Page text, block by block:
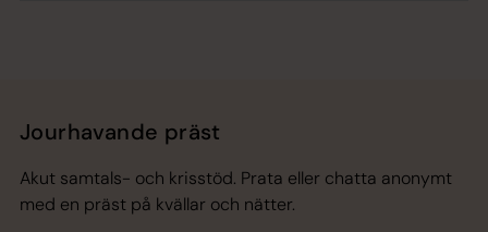
Jourhavande präst
Akut samtals- och krisstöd. Prata eller chatta anonymt
med en präst på kvällar och nätter.